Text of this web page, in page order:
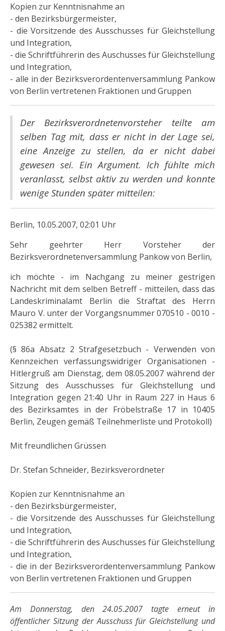
Kopien zur Kenntnisnahme an
- den Bezirksbürgermeister,
- die Vorsitzende des Ausschusses für Gleichstellung
und Integration,
- die Schriftführerin des Auschusses für Gleichstellung
und Integration,
- alle in der Bezirksverordentenversammlung Pankow
von Berlin vertretenen Fraktionen und Gruppen
Der Bezirksverordnetenvorsteher teilte am
selben Tag mit, dass er nicht in der Lage sei,
eine Anzeige zu stellen, da er nicht dabei
gewesen sei. Ein Argument. Ich fühlte mich
veranlasst, selbst aktiv zu werden und konnte
wenige Stunden später mitteilen:
Berlin, 10.05.2007, 02:01 Uhr
Sehr geehrter Herr Vorsteher der
Bezirksverordnetenversammlung Pankow von Berlin,
ich möchte - im Nachgang zu meiner gestrigen
Nachricht mit dem selben Betreff - mitteilen, dass das
Landeskriminalamt Berlin die Straftat des Herrn
Mauro V. unter der Vorgangsnummer 070510 - 0010 -
025382 ermittelt.
(§ 86a Absatz 2 Strafgesetzbuch - Verwenden von
Kennzeichen verfassungswidriger Organisationen -
Hitlergruß am Dienstag, dem 08.05.2007 während der
Sitzung des Ausschusses für Gleichstellung und
Integration gegen 21:40 Uhr in Raum 227 in Haus 6
des Bezirksamtes in der Fröbelstraße 17 in 10405
Berlin, Zeugen gemäß Teilnehmerliste und Protokoll)
Mit freundlichen Grüssen
Dr. Stefan Schneider, Bezirksverordneter
Kopien zur Kenntnisnahme an
- den Bezirksbürgermeister,
- die Vorsitzende des Ausschusses für Gleichstellung
und Integration,
- die Schriftführerin des Auschusses für Gleichstellung
und Integration,
- die in der Bezirksverordentenversammlung Pankow
von Berlin vertretenen Fraktionen und Gruppen
Am Donnerstag, den 24.05.2007 tagte erneut in
öffentlicher Sitzung der Ausschuss für Gleichstellung und